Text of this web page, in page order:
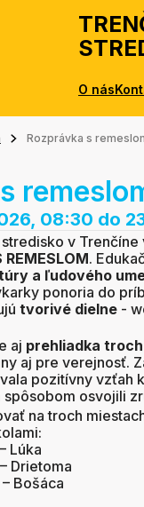
O nás
Rozprávka s
08:30 do
v
REMESLOM.
a ľudového
ponoria do
tvorivé dielne -
aj prehliadka
aj pre verejnosť.
pozitívny vzťah
osvojili
na troch
Lúka
Drietoma
Bošáca